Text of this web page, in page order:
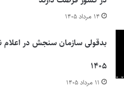
۱۴ مرداد ۱۴۰۵
بدقولی سازمان سنجش در اعلام
۱۴۰۵
۱۱ مرداد ۱۴۰۵